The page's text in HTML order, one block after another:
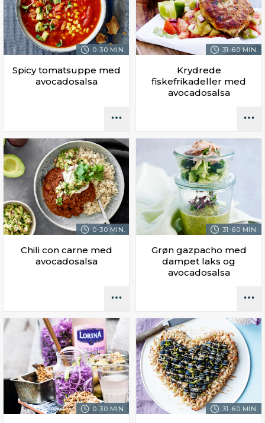
0-30 MIN.
Spicy tomatsuppe med
avocadosalsa
31-60 MIN.
Krydrede
fiskefrikadeller med
avocadosalsa
0-30 MIN.
Chili con carne med
avocadosalsa
31-60 MIN.
Grøn gazpacho med
dampet laks og
avocadosalsa
0-30 MIN. 31-60 MIN.